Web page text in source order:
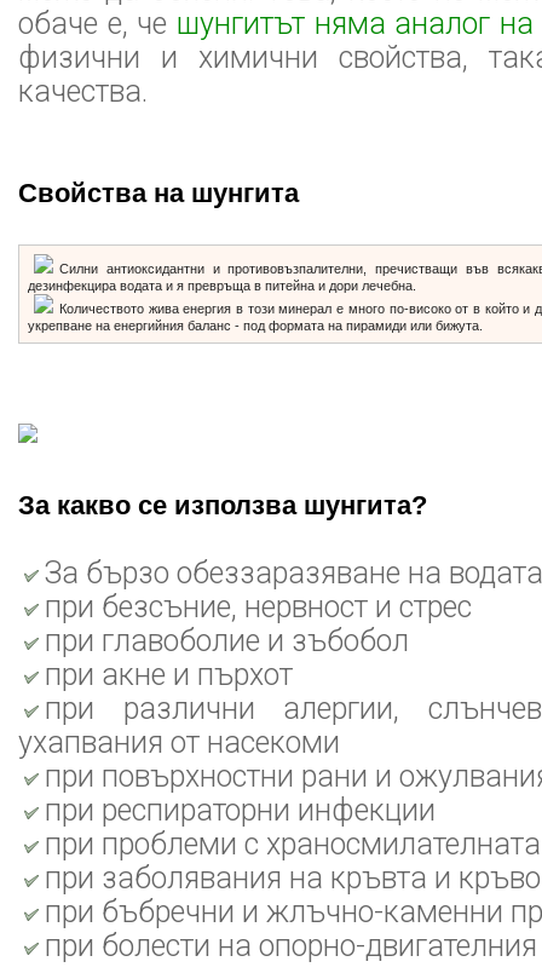
обаче е, че шунгитът няма аналог
физични и химични свойства,
качества.
Свойства на шунгита
Силни антиоксидантни и противовъзпалителни, пречистващи във
дезинфекцира водата и я превръща в питейна и дори лечебна.
Количеството жива енергия в този минерал е много по-високо от в който
укрепване на енергийния баланс - под формата на пирамиди или бижута.
За какво се използва шунгита?
За бързо обеззаразяване на
при безсъние, нервност и стрес
при главоболие и зъбобол
при акне и пърхот
при различни алергии,
ухапвания от насекоми
при повърхностни рани и
при респираторни инфекции
при проблеми с
при заболявания на кръвта и
при бъбречни и жлъчно-каменни
при болести на опорно-